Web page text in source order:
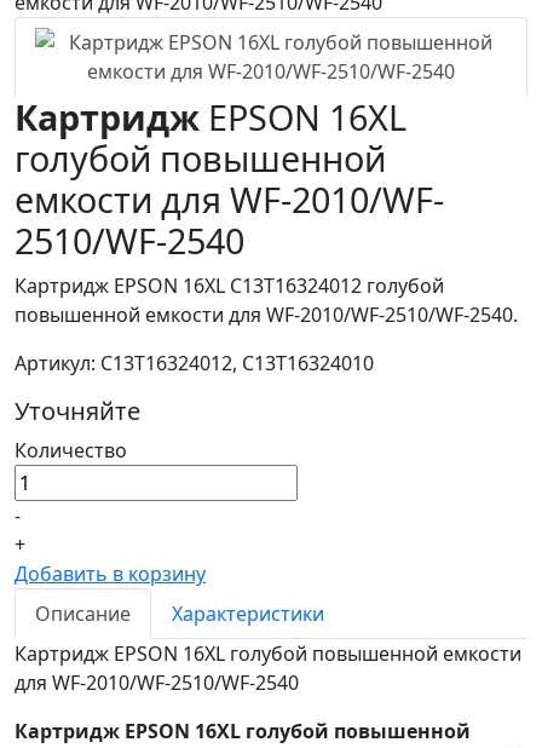
Картридж EPSON 16XL
голубой повышенной
емкости для WF-2010/WF-
2510/WF-2540
Картридж EPSON 16XL C13T16324012 голубой
повышенной емкости для WF-2010/WF-2510/WF-2540.
Артикул: C13T16324012, C13T16324010
Уточняйте
Количество
-
+
Добавить в корзину
Описание
Характеристики
Картридж EPSON 16XL голубой повышенной емкости
для WF-2010/WF-2510/WF-2540
Картридж EPSON 16XL голубой повышенной